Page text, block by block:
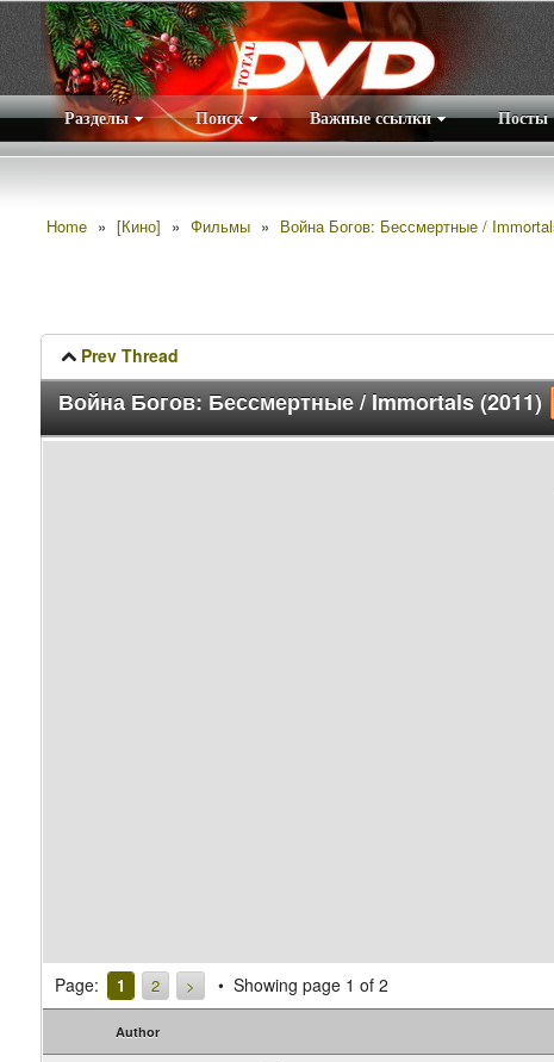
Разделы Поиск Важные ссылки Посты
Home » [Кино] » Фильмы » Война Богов: Бессмертные /
Prev Thread
Война Богов: Бессмертные / Immortals (2011)
Page: 1 2 > Showing page 1 of 2
Author